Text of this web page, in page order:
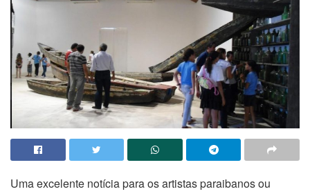
Uma excelente notícia para os artistas paraibanos ou